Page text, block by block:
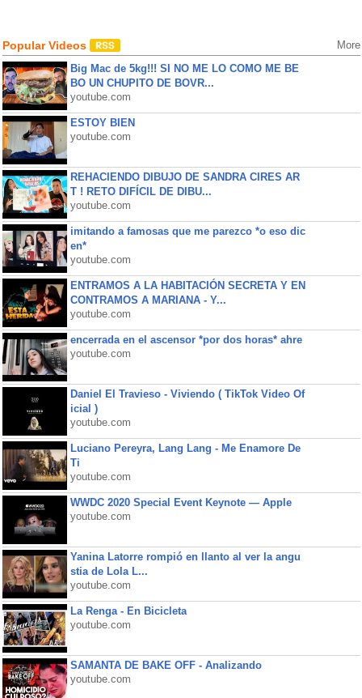
Popular Videos More
Big Mac de 5kg!!! SI NO ME LO COMO ME BE
BO UN CHUPITO DE BOVR...
youtube.com
ESTOY BIEN
youtube.com
REHACIENDO DIBUJO DE SANDRA CIRES AR
T ! RETO DIFÍCIL DE DIBU...
youtube.com
imitando a famosas que me parezco *o eso dic
en*
youtube.com
ENTRAMOS A LA HABITACIÓN SECRETA Y EN
CONTRAMOS A MARIANA - Y...
youtube.com
encerrada en el ascensor *por dos horas* ahre
youtube.com
Daniel El Travieso - Viviendo ( TikTok Video Of
icial )
youtube.com
Luciano Pereyra, Lang Lang - Me Enamore De
Ti
youtube.com
WWDC 2020 Special Event Keynote — Apple
youtube.com
Yanina Latorre rompió en llanto al ver la angu
stia de Lola L...
youtube.com
La Renga - En Bicicleta
youtube.com
SAMANTA DE BAKE OFF - Analizando
youtube.com